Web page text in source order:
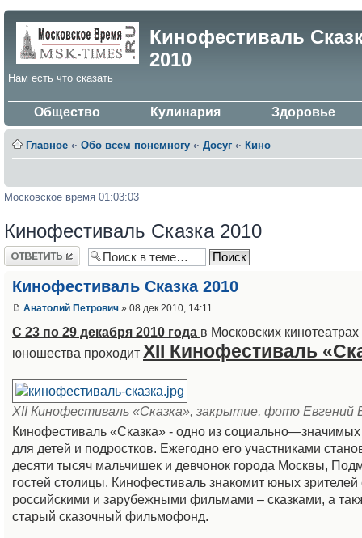
Кинофестиваль
2010
Нам есть что сказать
Общество Кулинария Здоровье
Главное ‹· Обо всем понемногу ‹· Досуг ‹· Кино
Московское время 01:03:03
Кинофестиваль Сказка 2010
Ответить
Кинофестиваль Сказка 2010
Анатолий Петрович » 08 дек 2010, 14:11
С 23 по 29 декабря 2010 года в Московских
юношества проходит XII Кинофестиваль
XII Кинофестиваль «Сказка», закрытие, фото Евгений
Кинофестиваль «Сказка» - одно из
для детей и подростков. Ежегодно его участниками
десяти тысяч мальчишек и девчонок города Москвы,
гостей столицы. Кинофестиваль знакомит юных
российскими и зарубежными фильмами – сказками, а
старый сказочный фильмофонд.